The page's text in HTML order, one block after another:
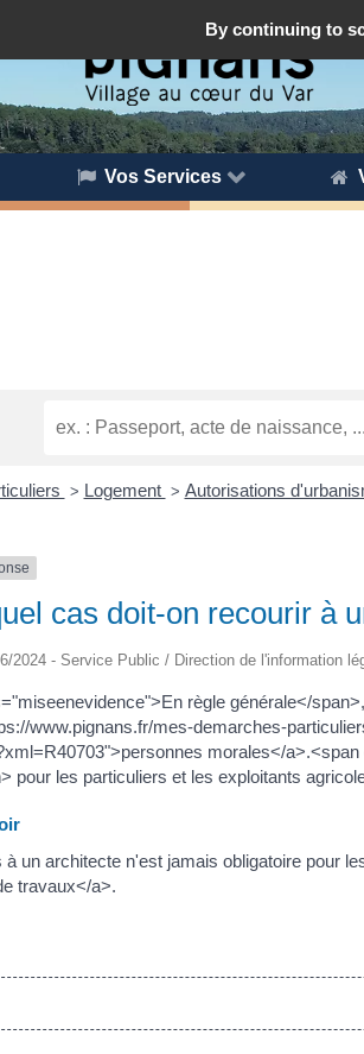
Vos Services
> Logement > Autorisations
cas doit-on recourir à
2024 - Service Public / Direction de l'information
règle générale</
www.pignans.fr/mes-demarches-
morales</
pour les particuliers et les exploitants
à un architecte n'est jamais obligatoire pour
travaux</a>.
By continuing to